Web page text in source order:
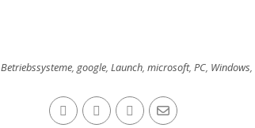
Betriebssysteme, google, Launch, microsoft, PC, Windows,